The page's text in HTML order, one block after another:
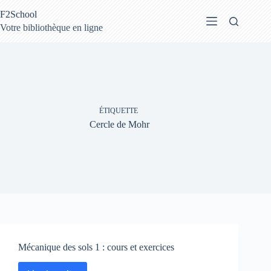
au
contenu
F2School
Votre bibliothèque en ligne
ÉTIQUETTE
Cercle de Mohr
Mécanique des sols 1 : cours et exercices